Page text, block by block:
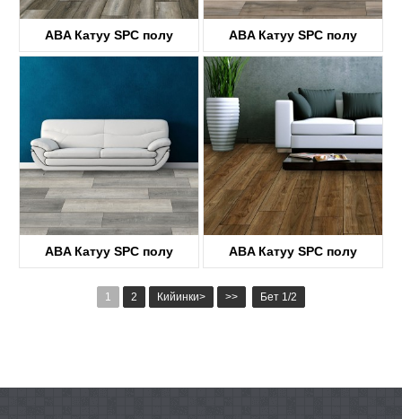
ABA Катуу SPC полу ABA Катуу SPC полу
KTV8031
ABA Катуу SPC полу ABA Катуу SPC полу
1 2 Кийинки> >> Бет 1/2